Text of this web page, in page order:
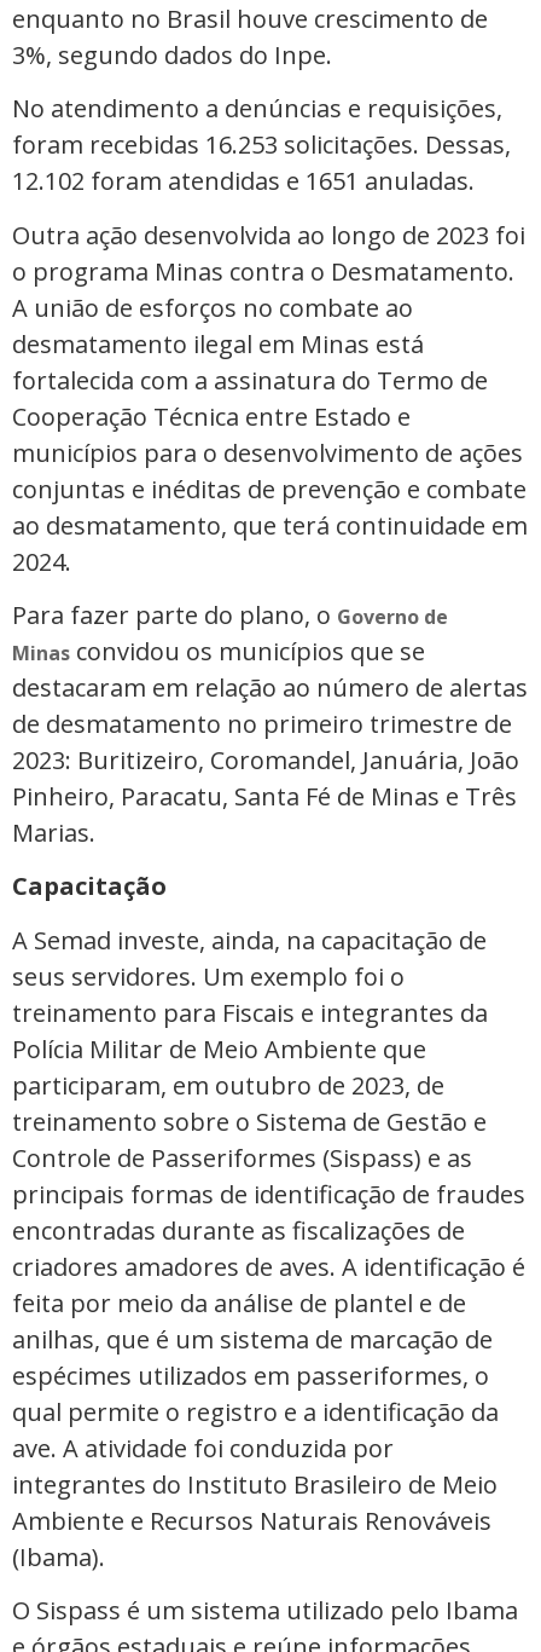
enquanto no Brasil houve crescimento de
3%, segundo dados do Inpe.
No atendimento a denúncias e requisições,
foram recebidas 16.253 solicitações. Dessas,
12.102 foram atendidas e 1651 anuladas.
Outra ação desenvolvida ao longo de 2023 foi
o programa Minas contra o Desmatamento.
A união de esforços no combate ao
desmatamento ilegal em Minas está
fortalecida com a assinatura do Termo de
Cooperação Técnica entre Estado e
municípios para o desenvolvimento de ações
conjuntas e inéditas de prevenção e combate
ao desmatamento, que terá continuidade em
2024.
Para fazer parte do plano, o Governo de
Minas convidou os municípios que se
destacaram em relação ao número de alertas
de desmatamento no primeiro trimestre de
2023: Buritizeiro, Coromandel, Januária, João
Pinheiro, Paracatu, Santa Fé de Minas e Três
Marias.
Capacitação
A Semad investe, ainda, na capacitação de
seus servidores. Um exemplo foi o
treinamento para Fiscais e integrantes da
Polícia Militar de Meio Ambiente que
participaram, em outubro de 2023, de
treinamento sobre o Sistema de Gestão e
Controle de Passeriformes (Sispass) e as
principais formas de identificação de fraudes
encontradas durante as fiscalizações de
criadores amadores de aves. A identificação é
feita por meio da análise de plantel e de
anilhas, que é um sistema de marcação de
espécimes utilizados em passeriformes, o
qual permite o registro e a identificação da
ave. A atividade foi conduzida por
integrantes do Instituto Brasileiro de Meio
Ambiente e Recursos Naturais Renováveis
(Ibama).
O Sispass é um sistema utilizado pelo Ibama